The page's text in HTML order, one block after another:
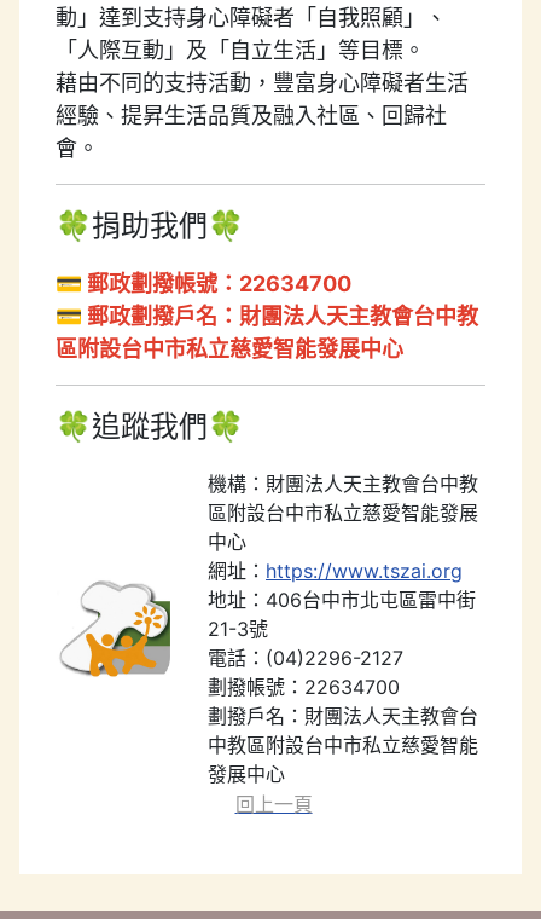
動」達到支持身心障礙者「自我照顧」、
「人際互動」及「自立生活」等目標。
藉由不同的支持活動，豐富身心障礙者生活
經驗、提昇生活品質及融入社區、回歸社
會。
🍀捐助我們🍀
💳 郵政劃撥帳號：22634700
💳 郵政劃撥戶名：財團法人天主教會台中教
區附設台中市私立慈愛智能發展中心
🍀追蹤我們🍀
機構：財團法人天主教會台中教
區附設台中市私立慈愛智能發展
中心
網址： https://www.tszai.org
地址：406台中市北屯區雷中街
21-3號
電話：(04)2296-2127
劃撥帳號：22634700
劃撥戶名：財團法人天主教會台
中教區附設台中市私立慈愛智能
發展中心
回上一頁